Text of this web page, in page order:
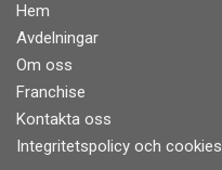
Hem
Avdelningar
Om oss
Franchise
Kontakta oss
Integritetspolicy och cookies